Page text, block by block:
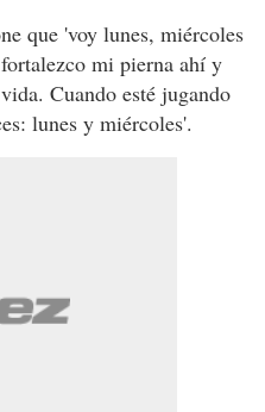
que 'voy lunes, miércoles
mi pierna ahí y
Cuando esté jugando
lunes y miércoles'.